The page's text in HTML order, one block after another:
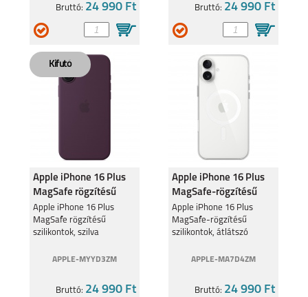
Bruttó: 24 990 Ft Bruttó: 24 990 Ft
Apple iPhone 16 Plus
MagSafe rögzítésű
szilikontok, szilva
Apple iPhone 16 Plus
MagSafe rögzítésű
szilikontok, szilva
APPLE-MYYD3ZM
Bruttó: 24 990 Ft
Apple iPhone 16 Plus
MagSafe-rögzítésű
szilikontok, átlátszó
Apple iPhone 16 Plus
MagSafe-rögzítésű
szilikontok, átlátszó
APPLE-MA7D4ZM
Bruttó: 24 990 Ft